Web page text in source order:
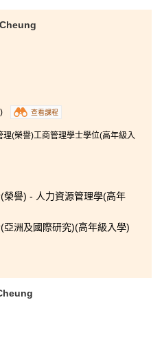
查看課程
(榮譽)工商管理學士學位(高年級入
譽) - 人力資源管理學(高年
洲及國際研究)(高年級入學)